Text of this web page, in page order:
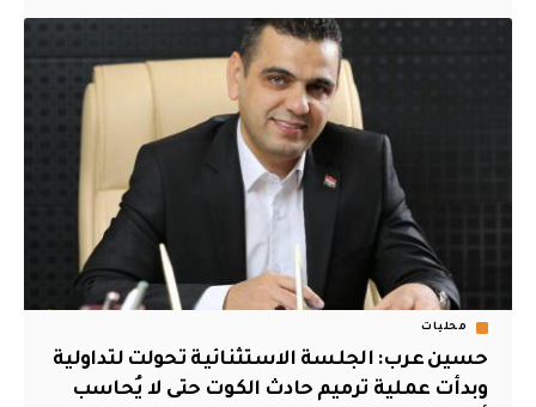
محليات
حسين عرب: الجلسة الاستثنائية تحولت لتداولية
وبدأت عملية ترميم حادث الكوت حتى لا يُحاسب